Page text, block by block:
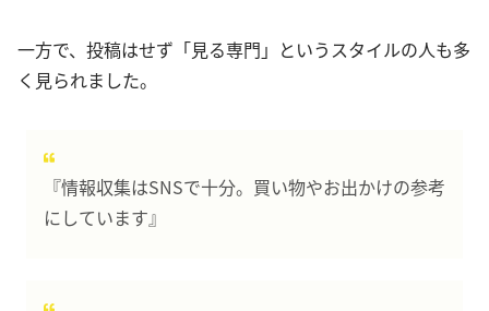
一方で、投稿はせず「見る専門」というスタイルの人も多
く見られました。
『情報収集はSNSで十分。買い物やお出かけの参考
にしています』